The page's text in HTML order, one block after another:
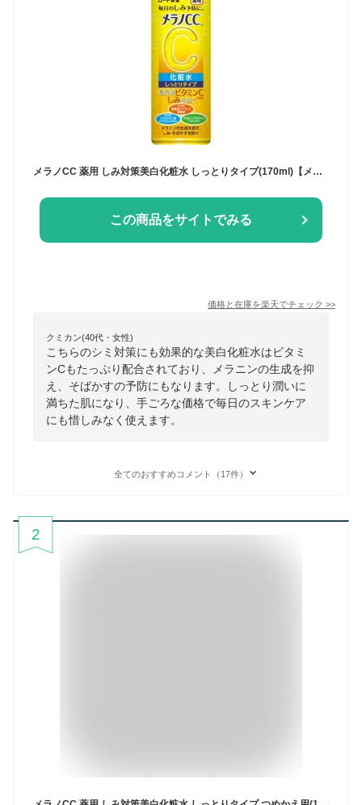
メラノCC 薬用 しみ対策美白化粧水 しっとりタイプ(170ml)【メラノCC】[化粧水 美白 メラノCC ニキビ シミ 毛穴 ビタミンC]
この商品をサイトでみる
価格と在庫を楽天でチェック >>
クミカン(40代・女性)
こちらのシミ対策にも効果的な美白化粧水はビタミ
ンCもたっぷり配合されており、メラニンの生成を抑
え、そばかすの予防にもなります。しっとり潤いに
満ちた肌になり、手ごろな価格で毎日のスキンケア
にも惜しみなく使えます。
全てのおすすめコメント（17件）
2